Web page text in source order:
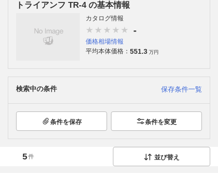
トライアンフ TR-4 の基本情報
カタログ情報
-
価格相場情報
平均本体価格： 551.3 万円
検索中の条件 保存条件一覧
条件を保存 条件を変更
5件 並び替え